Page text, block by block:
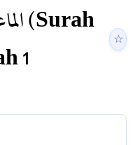
(Surah
1
☆